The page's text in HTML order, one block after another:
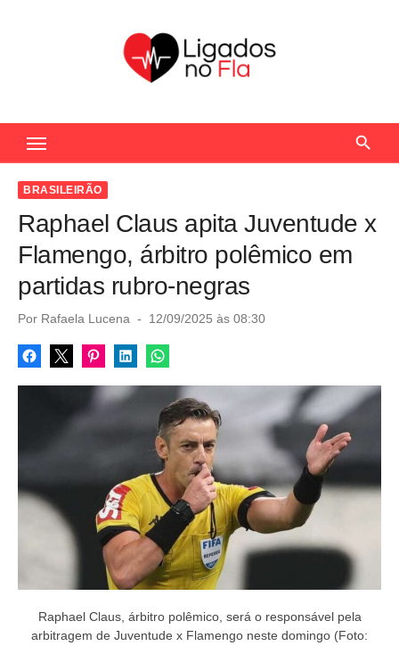
c
BRASILEIRÃO
Raphael Claus apita Juventude x
Flamengo, árbitro polêmico em
partidas rubro-negras
Por Rafaela Lucena
P
s
t
n
12/09/2025 às 08:30
Raphael Claus, árbitro polêmico, será o responsável pela
arbitragem de Juventude x Flamengo neste domingo (Foto: